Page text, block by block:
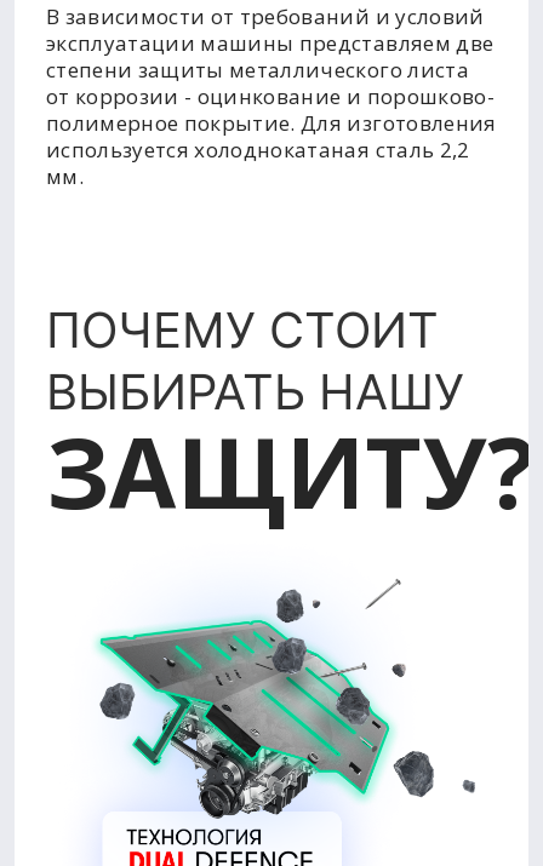
В зависимости от требований и условий
эксплуатации машины представляем две
степени защиты металлического листа
от коррозии - оцинкование и порошково-
полимерное покрытие. Для изготовления
используется холоднокатаная сталь 2,2
мм.
ПОЧЕМУ СТОИТ
ВЫБИРАТЬ НАШУ
ЗАЩИТУ?